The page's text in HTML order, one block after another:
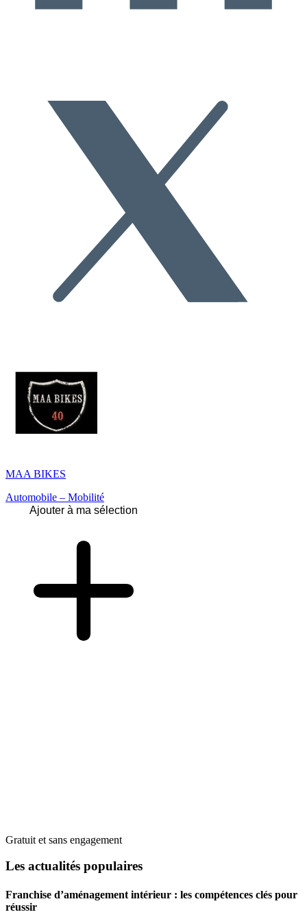
MAA BIKES
Automobile – Mobilité
Ajouter à ma sélection
Gratuit et sans engagement
Les actualités populaires
Franchise d’aménagement intérieur : les compétences clés pour
réussir